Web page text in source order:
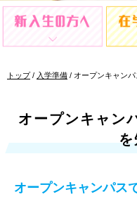
現
置：
トップ/ 入学準備 / オープンキャン
オープンキャン
を
オープンキャンパス